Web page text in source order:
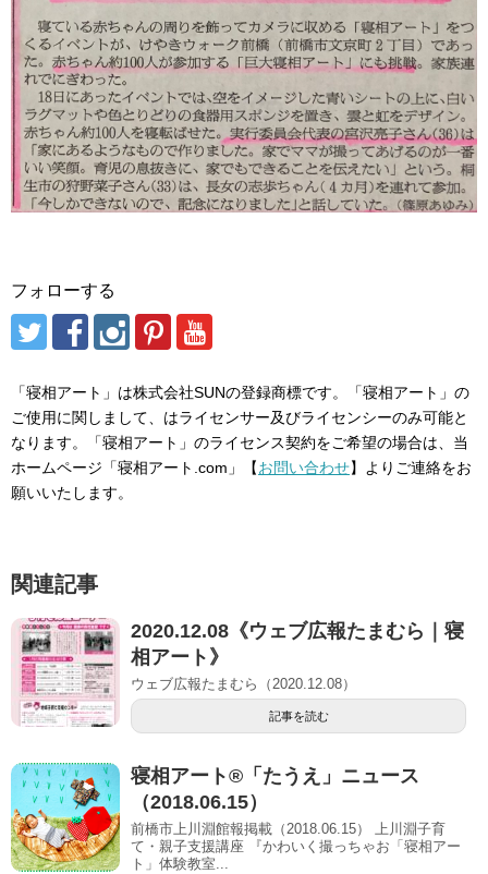
フォローする
「寝相アート」は株式会社SUNの登録商標です。「寝相アート」の
ご使用に関しまして、はライセンサー及びライセンシーのみ可能と
なります。「寝相アート」のライセンス契約をご希望の場合は、当
ホームページ「寝相アート.com」【お問い合わせ】よりご連絡をお
願いいたします。
関連記事
2020.12.08《ウェブ広報たまむら｜寝
相アート》
ウェブ広報たまむら（2020.12.08）
記事を読む
寝相アート®「たうえ」ニュース
（2018.06.15）
前橋市上川淵館報掲載（2018.06.15） 上川淵子育
て・親子支援講座 『かわいく撮っちゃお「寝相アー
ト」体験教室...